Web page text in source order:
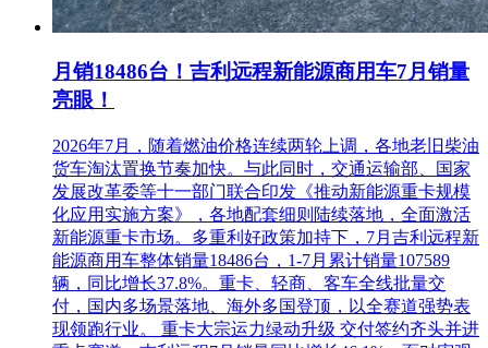
月销18486台！吉利远程新能源商用车7月销量
亮眼！
2026年7月，随着燃油价格连续两轮上调，各地老旧柴油
货车淘汰置换节奏加快。与此同时，交通运输部、国家
发展改革委等十一部门联合印发《推动新能源重卡规模
化应用实施方案》，各地配套细则陆续落地，全面激活
新能源重卡市场。多重利好政策加持下，7月吉利远程新
能源商用车整体销量18486台，1-7月累计销量107589
辆，同比增长37.8%。重卡、轻商、客车全线批量交
付，国内多场景落地、海外多国登顶，以全赛道强势表
现领跑行业。 重卡大宗运力绿动升级 交付签约齐头并进